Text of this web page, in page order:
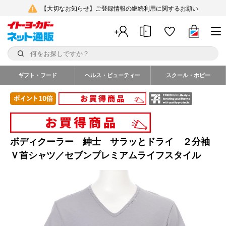
【大切なお知らせ】ご登録情報の継続利用に関するお願い
ギフト・フード ヘルス・ビューティー スクール・ホビー
ボディクーラー 紳士 サラッとドライ ２分袖
Ｖ首シャツ／セブンプレミアムライフスタイル